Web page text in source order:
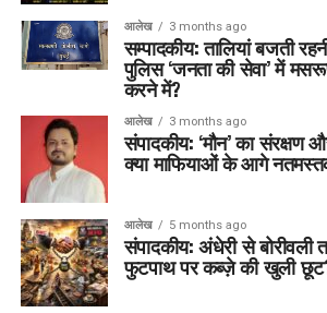
आलेख 3 months ago
सम्पादकीय: तालियां बजती
पुलिस ‘जनता की सेवा’ में
करने में?
आलेख 3 months ago
संपादकीय: ‘मौन’ का
क्या माफियाओं के आगे
आलेख 5 months ago
संपादकीय: अंधेरी से बोरीवली
फुटपाथ पर कब्ज़े की खुली